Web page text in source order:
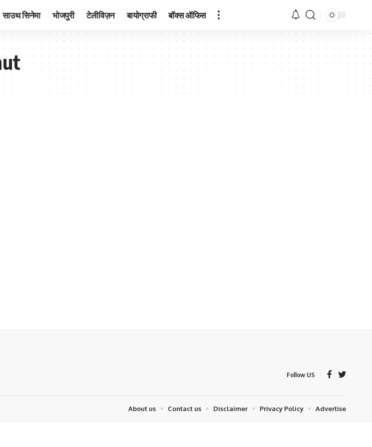
साउथ सिनेमा भोजपुरी टेलीविज़न बायोग्राफी बॉक्स ऑफिस
Follow US
About us Contact us Disclaimer Privacy Policy Advertise